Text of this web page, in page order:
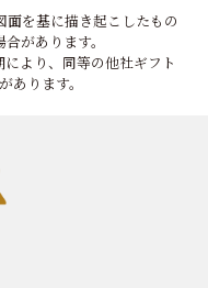
を基に描き起こしたもの
があります。
より、同等の他社ギフト
あります。